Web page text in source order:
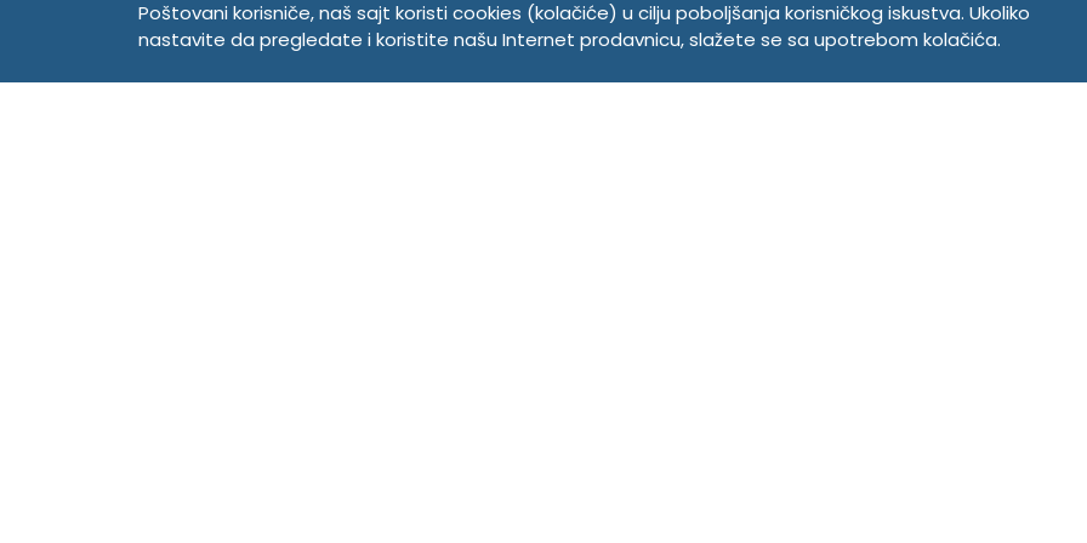
Registrujte se
Prijavite se
Poštovani korisniče, naš sajt koristi cookies (kolačiće) u cilju poboljšanja korisničkog iskustva. Ukoliko
nastavite da pregledate i koristite našu Internet prodavnicu, slažete se sa upotrebom kolačića.